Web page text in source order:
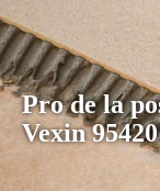
Pro de la
Vexin